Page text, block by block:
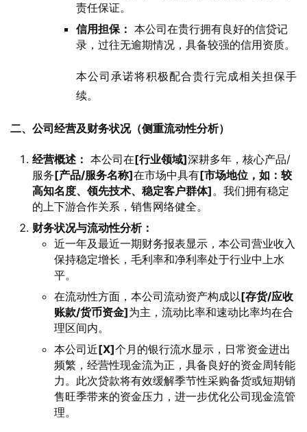
责任保证。
信用担保： 本公司在贵行拥有良好的信贷记
录，过往无逾期情况，具备较强的信用资质。
本公司承诺将积极配合贵行完成相关担保手
续。
二、公司经营及财务状况（侧重流动性分析）
经营概述： 本公司在[行业领域]深耕多年，核心产品/
服务[产品/服务名称]在市场中具有[市场地位，如：较
高知名度、领先技术、稳定客户群体]。我们拥有稳定
的上下游合作关系，销售网络健全。
财务状况与流动性分析：
近一年及最近一期财务报表显示，本公司营业收入
保持稳定增长，毛利率和净利率处于行业中上水
平。
在流动性方面，本公司流动资产构成以[存货/应收
账款/货币资金]为主，流动比率和速动比率均在合
理区间内。
本公司近[X]个月的银行流水显示，日常资金进出
频繁，经营性现金流为正，具备良好的资金周转能
力。此次贷款将有效缓解季节性采购备货或短期销
售旺季带来的资金压力，进一步优化公司现金流管
理。